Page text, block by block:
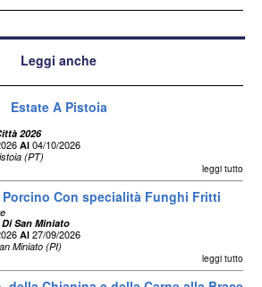
Leggi anche
Estate A Pistoia
2026
Al 04/10/2026
(PT)
leggi tutto
Con specialità Funghi Fritti
San Miniato
Al 27/09/2026
Miniato (PI)
leggi tutto